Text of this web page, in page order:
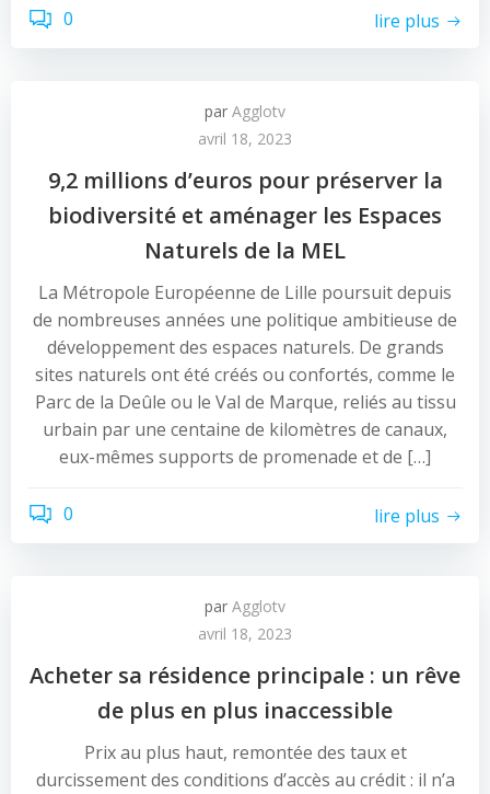
0 lire plus
par Agglotv
avril 18, 2023
9,2 millions d’euros pour préserver la
biodiversité et aménager les Espaces
Naturels de la MEL
La Métropole Européenne de Lille poursuit depuis
de nombreuses années une politique ambitieuse de
développement des espaces naturels. De grands
sites naturels ont été créés ou confortés, comme le
Parc de la Deûle ou le Val de Marque, reliés au tissu
urbain par une centaine de kilomètres de canaux,
eux-mêmes supports de promenade et de […]
0 lire plus
par Agglotv
avril 18, 2023
Acheter sa résidence principale : un rêve
de plus en plus inaccessible
Prix au plus haut, remontée des taux et
durcissement des conditions d’accès au crédit : il n’a